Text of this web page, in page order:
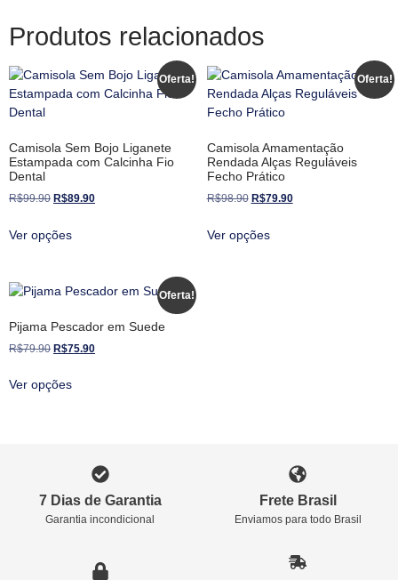
Produtos relacionados
Oferta!
Camisola Sem Bojo Liganete
Estampada com Calcinha Fio
Dental
R$99.90 R$89.90
Ver opções
Oferta!
Camisola Amamentação
Rendada Alças Reguláveis
Fecho Prático
R$98.90 R$79.90
Ver opções
Oferta!
Pijama Pescador em Suede
R$79.90 R$75.90
Ver opções
7 Dias de Garantia
Garantia incondicional
Frete Brasil
Enviamos para todo Brasil